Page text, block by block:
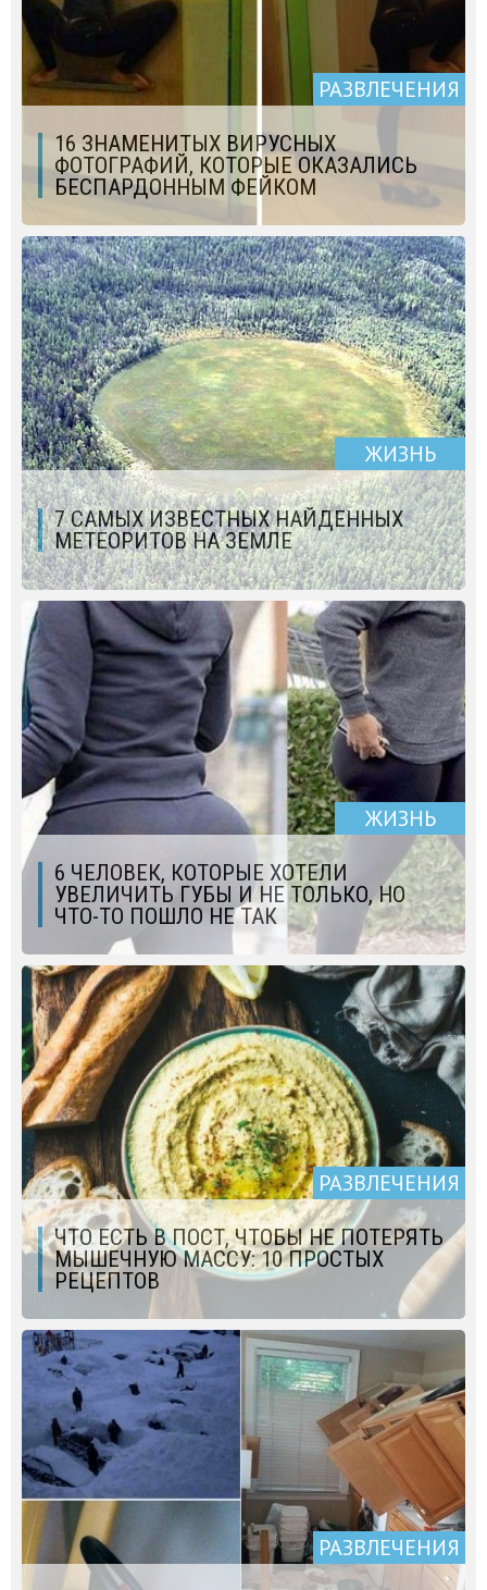
РАЗВЛЕЧЕНИЯ
16 ЗНАМЕНИТЫХ ВИРУСНЫХ
ФОТОГРАФИЙ, КОТОРЫЕ ОКАЗАЛИСЬ
БЕСПАРДОННЫМ ФЕЙКОМ
ЖИЗНЬ
7 САМЫХ ИЗВЕСТНЫХ НАЙДЕННЫХ
МЕТЕОРИТОВ НА ЗЕМЛЕ
ЖИЗНЬ
6 ЧЕЛОВЕК, КОТОРЫЕ ХОТЕЛИ
УВЕЛИЧИТЬ ГУБЫ И НЕ ТОЛЬКО, НО
ЧТО-ТО ПОШЛО НЕ ТАК
РАЗВЛЕЧЕНИЯ
ЧТО ЕСТЬ В ПОСТ, ЧТОБЫ НЕ ПОТЕРЯТЬ
МЫШЕЧНУЮ МАССУ: 10 ПРОСТЫХ
РЕЦЕПТОВ
РАЗВЛЕЧЕНИЯ